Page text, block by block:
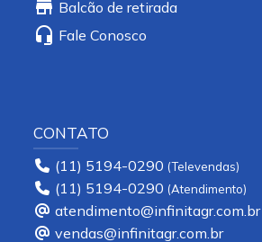
store Balcão de retirada
headset_mic Fale Conosco
CONTATO
(11) 5194-0290
(11) 5194-0290
atendimento@infinitagr.com.br
vendas@infinitagr.com.br